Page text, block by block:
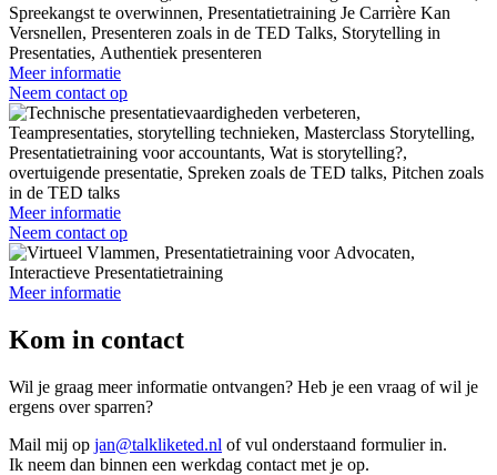
Meer informatie
Neem contact op
Meer informatie
Neem contact op
Meer informatie
Kom in contact
Wil je graag meer informatie ontvangen? Heb je een vraag of wil je
ergens over sparren?
Mail mij op jan@talkliketed.nl of vul onderstaand formulier in.
Ik neem dan binnen een werkdag contact met je op.